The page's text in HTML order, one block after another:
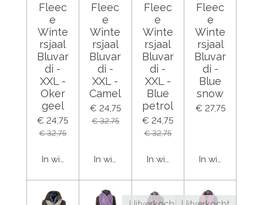
Fleec
e
Winte
rsjaal
Bluvar
di -
XXL -
Oker
geel
€ 24,75
€ 32,75
In winkelwagen
Fleec
e
Winte
rsjaal
Bluvar
di -
XXL -
Camel
€ 24,75
€ 32,75
In winkelwagen
Fleec
e
Winte
rsjaal
Bluvar
di -
XXL -
Blue
petrol
€ 24,75
€ 32,75
In winkelwagen
Fleec
e
Winte
rsjaal
Bluvar
di -
Blue
snow
€ 27,75
In